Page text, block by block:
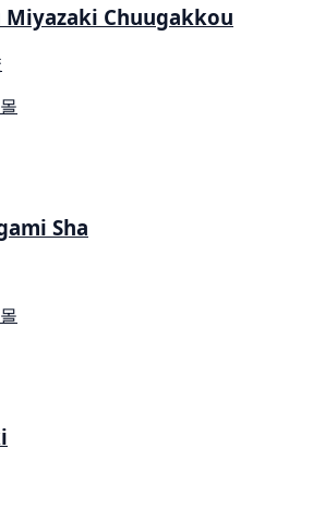
Miyazaki Chuugakkou
Sha